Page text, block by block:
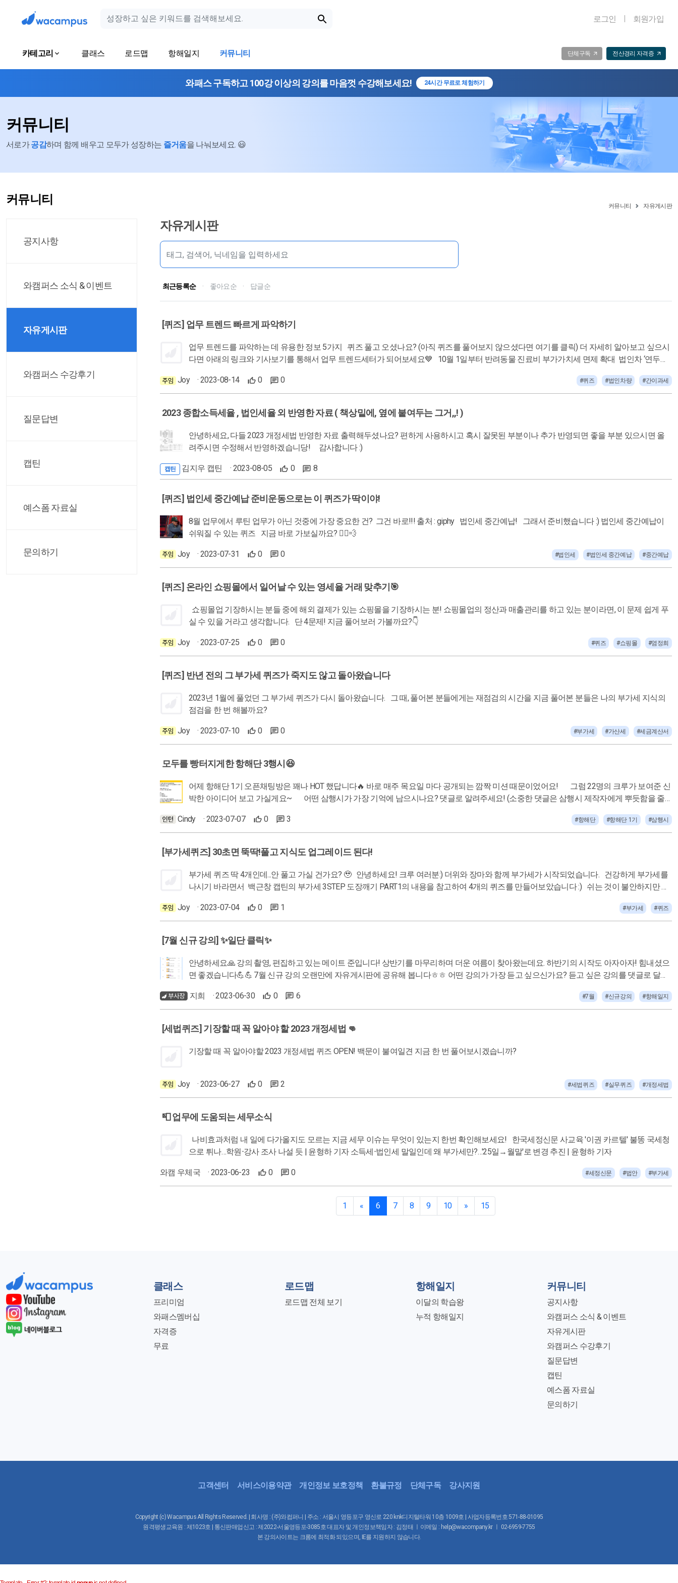
로그인 회원가입
카테고리 클래스 로드맵 항해일지 커뮤니티 단체구독 전산경리 자격증
와패스 구독하고 100강 이상의 강의를 마음껏 수강해보세요! 24시간 무료로 체험하기
커뮤니티
서로가공감하며 함께 배우고 모두가 성장하는 즐거움을 나눠보세요. 😃
커뮤니티 커뮤니티 자유게시판
공지사항
와캠퍼스 소식 & 이벤트
자유게시판
와캠퍼스 수강후기
질문답변
캡틴
예스폼 자료실
문의하기
자유게시판
최근등록순 · 좋아요순 · 답글순
[퀴즈] 업무 트렌드 빠르게 파악하기
업무 트렌드를 파악하는 데 유용한 정보 5가지 퀴즈 풀고 오셨나요? (아직 퀴즈를 풀어보지 않으셨다면 여기를 클릭) 더 자세히 알아보고 싶으시
다면 아래의 링크와 기사보기를 통해서 업무 트렌드세터가 되어보세요💙 10월 1일부터 반려동물 진료비 부가가치세 면제 확대 법인차 ‘연두색
김온유 기자, 7월 27일 기사) [`23 세법개정] 플랫폼 종사자 소득파악 기반 공고화 (세정일보 유일지 기자, 7월 27일 기사) 기획재정부의 2023년 세
법개정안 발표자료
Joy · 2023-08-14 0 0 #퀴즈 #법인차량 #간이과세
2023 종합소득세율 , 법인세율 외 반영한 자료 ( 책상밑에, 옆에 붙여두는 그거,,! )
안녕하세요, 다들 2023 개정세법 반영한 자료 출력해두셨나요? 편하게 사용하시고 혹시 잘못된 부분이나 추가 반영되면 좋을 부분 있으시면 올
려주시면 수정해서 반영하겠습니당! 감사합니다 :)
캡틴 김지우 캡틴 · 2023-08-05 0 8
[퀴즈] 법인세 중간예납 준비운동으로는 이 퀴즈가 딱이야!
8월 업무에서 루틴 업무가 아닌 것중에 가장 중요한 건? 그건 바로!!! 출처 : giphy 법인세 중간예납! 그래서 준비했습니다 :) 법인세 중간예납이
Joy · 2023-07-31 0 0 #법인세 #법인세 중간예납 #중간예납
[퀴즈] 온라인 쇼핑몰에서 일어날 수 있는 영세율 거래 맞추기🎯
Joy · 2023-07-25 0 0 #퀴즈 #쇼핑몰 #염정희
[퀴즈] 반년 전의 그 부가세 퀴즈가 죽지도 않고 돌아왔습니다
2023년 1월에 풀었던 그 부가세 퀴즈가 다시 돌아왔습니다. 그 때, 풀어본 분들에게는 재점검의 시간을 지금 풀어본 분들은 나의 부가세 지식의
Joy · 2023-07-10 0 0 #부가세 #가산세 #세금계산서
모두를 빵터지게한 항해단 3행시😆
어제 항해단 1기 오픈채팅방은 꽤나 HOT 했답니다🔥 바로 매주 목요일 마다 공개되는 깜짝 미션 때문이었어요! 그럼 22명의 크루가 보여준 신
박한 아이디어 보고 가실게요~ 어떤 삼행시가 가장 기억에 남으시나요? 댓글로 알려주세요! (소중한 댓글은 삼행시 제작자에게 뿌듯함을 줄
Cindy
· 2023-07-07 0 3 #항해단 #항해단 1기 #삼행시
[부가세퀴즈] 30초면 뚝딱!풀고 지식도 업그레이드 된다!
부가세 퀴즈 딱 4개인데...안 풀고 가실 건가요? 🥹 안녕하세요! 크루 여러분:) 더위와 장마와 함께 부가세가 시작되었습니다. 건강하게 부가세를
나시기 바라면서 백근창 캡틴의 부가세 3STEP 도장깨기 PART1의 내용을 참고하여 4개의 퀴즈를 만들어보았습니다 :) 쉬는 것이 불안하지만 더
Joy
· 2023-07-04 0 1 #부가세 #퀴즈
[7월 신규 강의] ✨일단 클릭✨
안녕하세요🙏 강의 촬영, 편집하고 있는 메이트 준입니다! 상반기를 마무리하며 더운 여름이 찾아왔는데요. 하반기의 시작도 아자아자! 힘내셨으
면 좋겠습니다💪💪 7월 신규 강의 오랜만에 자유게시판에 공유해 봅니다ㅎㅎ 어떤 강의가 가장 듣고 싶으신가요? 듣고 싶은 강의를 댓글로 달아
지희
· 2023-06-30 0 6 #7월 #신규강의 #항해일지
[세법퀴즈] 기장할 때 꼭 알아야 할 2023 개정세법 👊
Joy · 2023-06-27 0 2 #세법퀴즈 #실무퀴즈 #개정세법
📮 업무에 도움되는 세무소식
으로 튀나…학원⋅강사 조사 나설 듯 | 윤형하 기자 소득세⋅법인세 말일인데 왜 부가세만?…'25일→월말'로 변경 추진 | 윤형하 기자
와캠 우체국 · 2023-06-23 0 0 #세정신문 #법안 #부가세
1 « 6 7 8 9 10 » 15
클래스
프리미엄
와패스멤버십
자격증
무료
로드맵
로드맵 전체 보기
항해일지
이달의 학습왕
누적 항해일지
커뮤니티
공지사항
와캠퍼스 소식 & 이벤트
자유게시판
와캠퍼스 수강후기
질문답변
캡틴
예스폼 자료실
문의하기
고객센터 서비스이용약관 개인정보 보호정책 환불규정 단체구독 강사지원
Copyright (c) Wacampus All Rights Reserved. | 회사명 : (주)와컴퍼니 | 주소 : 서울시 영등포구 영신로 220 knk디지털타워 10층 1009호 | 사업자등록번호 571-88-01095
원격평생교육원 : 제1023호 | 통신판매업신고 : 제2022-서울영등포-3085호 대표자 및 개인정보책임자 : 김정태 ㅣ이메일 : help@wacompany.kr ㅣ 02-6959-7755
본 강의사이트는 크롬에 최적화 되있으며, IE를 지원하지 않습니다.